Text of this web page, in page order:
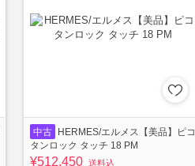
中古
HERMES/エルメス【美品】ピコ
タンロック タッチ 18 PM
¥512,450 送料込